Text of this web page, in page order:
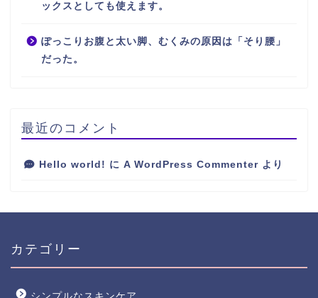
ックスとしても使えます。
ぽっこりお腹と太い脚、むくみの原因は「そり腰」
だった。
最近のコメント
Hello world! に A WordPress Commenter より
カテゴリー